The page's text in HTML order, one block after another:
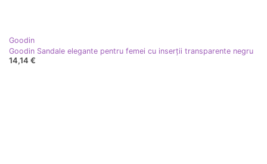
Goodin
Goodin Sandale elegante pentru femei cu inserții transparente negru
14,14 €